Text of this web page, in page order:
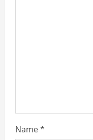
g
Name*